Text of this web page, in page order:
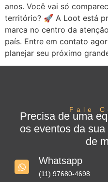
anos. Você vai só
território? 🚀 A Loot está
marca no centro da
país. Entre em contato
planejar seu próximo
Fale
Precisa de uma
os eventos da
de
Whatsapp
(11) 97680-4698